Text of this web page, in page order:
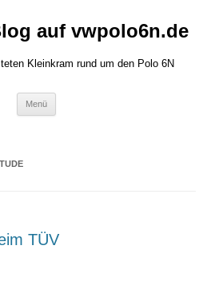
auf vwpolo6n.de
Kleinkram rund um den Polo 6N
Menü
TÜV